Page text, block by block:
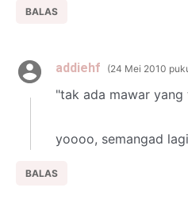
BALAS
addiehf 24 Mei 2010
"tak ada mawar
yoooo, semangad
BALAS